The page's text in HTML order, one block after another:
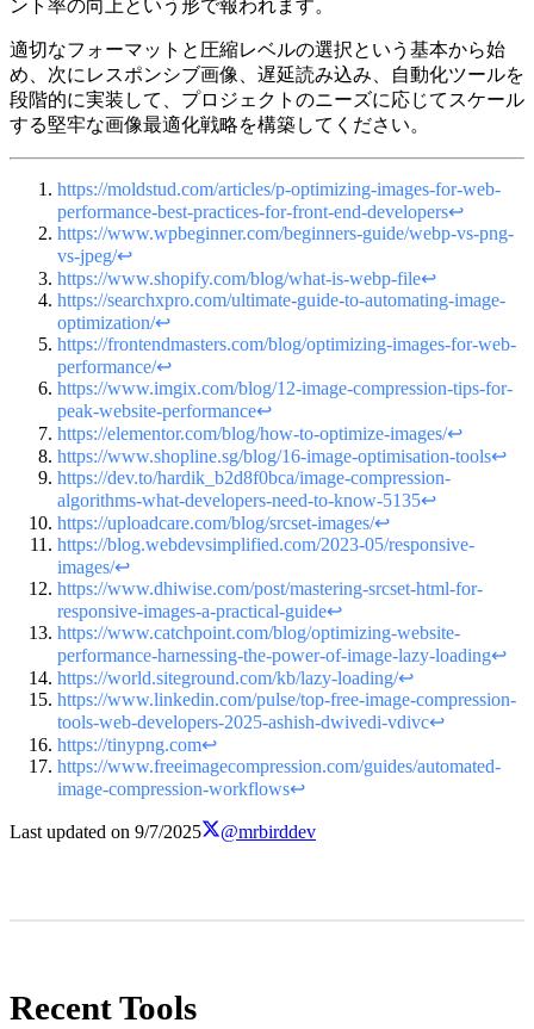
ント率の向上という形で報われます。
適切なフォーマットと圧縮レベルの選択という基本から始
め、次にレスポンシブ画像、遅延読み込み、自動化ツールを
段階的に実装して、プロジェクトのニーズに応じてスケール
する堅牢な画像最適化戦略を構築してください。
https://moldstud.com/articles/p-optimizing-images-for-web-
performance-best-practices-for-front-end-developers↩
https://www.wpbeginner.com/beginners-guide/webp-vs-png-
vs-jpeg/↩
https://www.shopify.com/blog/what-is-webp-file↩
https://searchxpro.com/ultimate-guide-to-automating-image-
optimization/↩
https://frontendmasters.com/blog/optimizing-images-for-web-
performance/↩
https://www.imgix.com/blog/12-image-compression-tips-for-
peak-website-performance↩
https://elementor.com/blog/how-to-optimize-images/↩
https://www.shopline.sg/blog/16-image-optimisation-tools↩
https://dev.to/hardik_b2d8f0bca/image-compression-
algorithms-what-developers-need-to-know-5135↩
https://uploadcare.com/blog/srcset-images/↩
https://blog.webdevsimplified.com/2023-05/responsive-
images/↩
https://www.dhiwise.com/post/mastering-srcset-html-for-
responsive-images-a-practical-guide↩
https://www.catchpoint.com/blog/optimizing-website-
performance-harnessing-the-power-of-image-lazy-loading↩
https://world.siteground.com/kb/lazy-loading/↩
https://www.linkedin.com/pulse/top-free-image-compression-
tools-web-developers-2025-ashish-dwivedi-vdivc↩
https://tinypng.com↩
https://www.freeimagecompression.com/guides/automated-
image-compression-workflows↩
Last updated on 9/7/2025 @mrbirddev
Recent Tools